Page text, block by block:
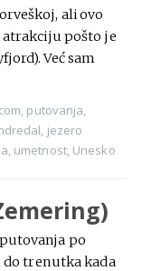
ali ovo
pošto je
Već sam
putovanja
jezero
umetnost, Unesko
po
do trenutka kada